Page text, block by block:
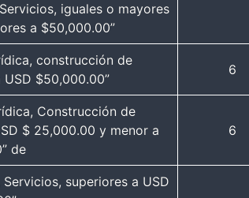
iguales o mayores
a $50,000.00”
construcción de
$50,000.00”
6
Construcción de
$ 25,000.00 y menor a
de
6
superiores a USD